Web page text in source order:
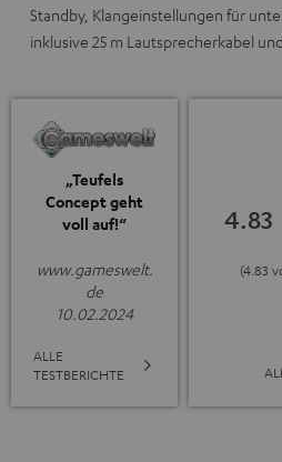
Standby, Klangeinstellungen für
inklusive 25 m Lautsprecherkabel
„Teufels
Concept geht
voll auf!“
www.gameswelt.
de
10.02.2024
ALLE
TESTBERICHTE
4.83
(4.83